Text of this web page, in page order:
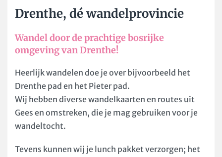
Drenthe, dé wandelprovincie
Wandel door de prachtige bosrijke
omgeving van Drenthe!
Heerlijk wandelen doe je over bijvoorbeeld het
Drenthe pad en het Pieter pad.
Wij hebben diverse wandelkaarten en routes uit
Gees en omstreken, die je mag gebruiken voor je
wandeltocht.
Tevens kunnen wij je lunch pakket verzorgen; het